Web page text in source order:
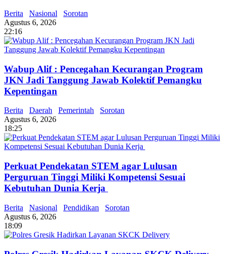
Berita Nasional
Sorotan
Agustus 6, 2026
22:16
Wabup Alif : Pencegahan Kecurangan Program
JKN Jadi Tanggung Jawab Kolektif Pemangku
Kepentingan
Berita Daerah Pemerintah
Sorotan
Agustus 6, 2026
18:25
Perkuat Pendekatan STEM agar Lulusan
Perguruan Tinggi Miliki Kompetensi Sesuai
Kebutuhan Dunia Kerja
Berita Nasional Pendidikan
Sorotan
Agustus 6, 2026
18:09